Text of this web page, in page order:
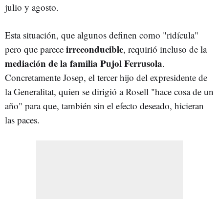
julio y agosto.
Esta situación, que algunos definen como "ridícula"
pero que parece irreconducible, requirió incluso de la
mediación de la familia Pujol Ferrusola.
Concretamente Josep, el tercer hijo del expresidente de
la Generalitat, quien se dirigió a Rosell "hace cosa de un
año" para que, también sin el efecto deseado, hicieran
las paces.